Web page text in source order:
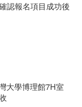
認報名項目成功後
大學博理館7H室